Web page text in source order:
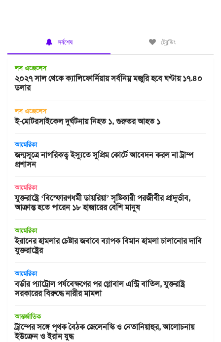
সর্বশেষ ট্রেন্ডিং
লস এঞ্জেলেস
২০২৭ সাল থেকে ক্যালিফোর্নিয়ায় সর্বনিম্ন মজুরি হবে ঘণ্টায় ১৭.৪০
ডলার
লস এঞ্জেলেস
ই-মোটরসাইকেল দুর্ঘটনায় নিহত ১, গুরুতর আহত ১
আমেরিকা
জন্মসূত্রে নাগরিকত্ব ইস্যুতে সুপ্রিম কোর্টে আবেদন করল না ট্রাম্প
প্রশাসন
আমেরিকা
যুক্তরাষ্ট্রে ‘বিস্ফোরণধর্মী ডায়রিয়া’ সৃষ্টিকারী পরজীবীর প্রাদুর্ভাব,
আক্রান্ত হতে পারেন ১৮ হাজারের বেশি মানুষ
আমেরিকা
ইরানের হামলার চেষ্টার জবাবে ব্যাপক বিমান হামলা চালানোর দাবি
যুক্তরাষ্ট্রের
আমেরিকা
বর্ডার প্যাট্রোল পর্যবেক্ষণের পর গ্লোবাল এন্ট্রি বাতিল, যুক্তরাষ্ট্র
সরকারের বিরুদ্ধে নারীর মামলা
আন্তর্জাতিক
ট্রাম্পের সঙ্গে পৃথক বৈঠক জেলেনস্কি ও নেতানিয়াহুর, আলোচনায়
ইউক্রেন ও ইরান যুদ্ধ